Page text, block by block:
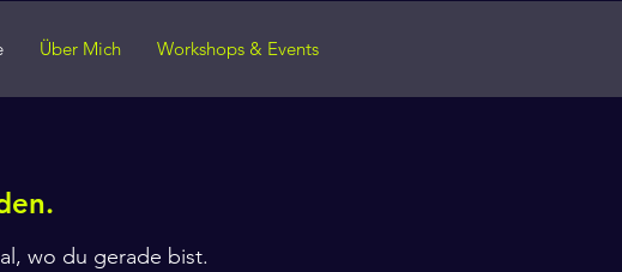
Über Mich Workshops & Events
wo du gerade bist.